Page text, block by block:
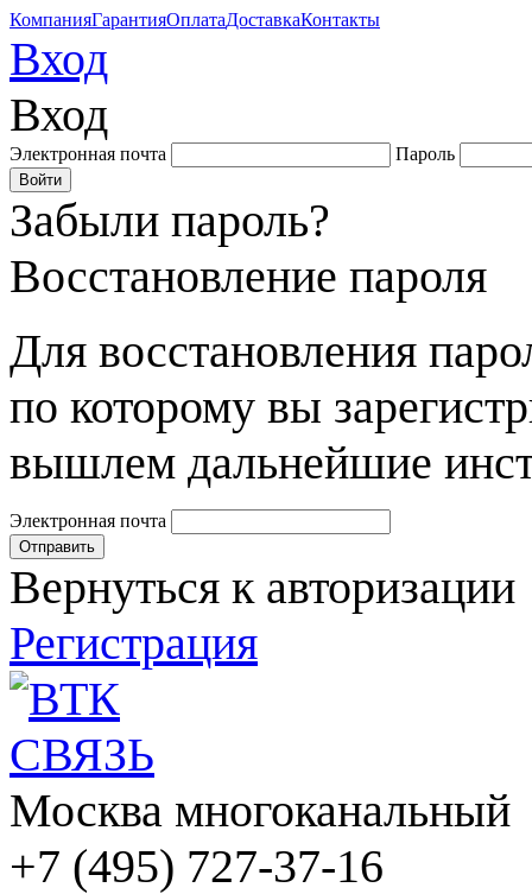
КомпанияГарантияОплатаДоставкаКонтакты
Вход
Вход
Электронная почта Пароль
Забыли пароль?
Восстановление пароля
Для восстановления
по которому вы
вышлем дальнейшие
Электронная почта
Вернуться к авторизации
Регистрация
Москва многоканальный
+7 (495) 727-37-16